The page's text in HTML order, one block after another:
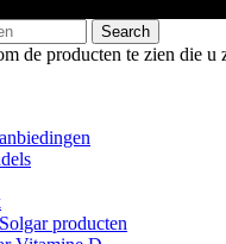
Search
de producten te zien die u
producten